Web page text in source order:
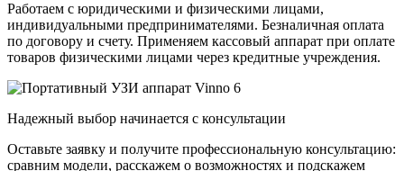
Работаем с юридическими и физическими лицами,
индивидуальными предпринимателями. Безналичная оплата
по договору и счету. Применяем кассовый аппарат при оплате
товаров физическими лицами через кредитные учреждения.
Надежный выбор начинается с консультации
Оставьте заявку и получите профессиональную консультацию:
сравним модели, расскажем о возможностях и подскажем